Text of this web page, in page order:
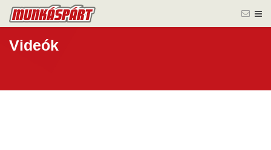
Videók